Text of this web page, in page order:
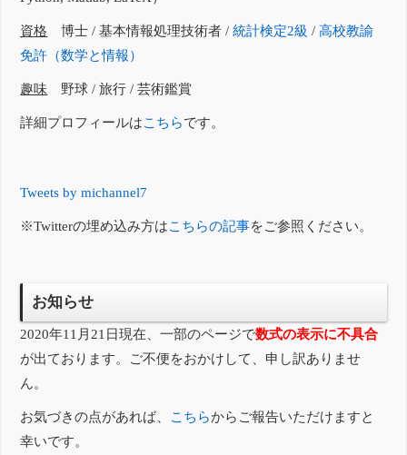
資格 博士 / 基本情報処理技術者 /統計検定2級 /高校教諭
免許（数学と情報）
趣味 野球 / 旅行 / 芸術鑑賞
詳細プロフィールはこちらです。
Tweets by michannel7
※Twitterの埋め込み方はこちらの記事をご参照ください。
お知らせ
2020年11月21日現在、一部のページで数式の表示に不具合
が出ております。ご不便をおかけして、申し訳ありませ
ん。
お気づきの点があれば、 こちらからご報告いただけますと
幸いです。